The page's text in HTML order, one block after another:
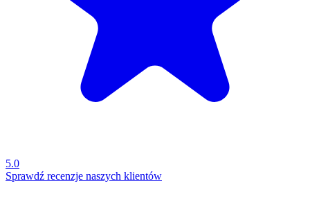
5.0
Sprawdź recenzje naszych klientów